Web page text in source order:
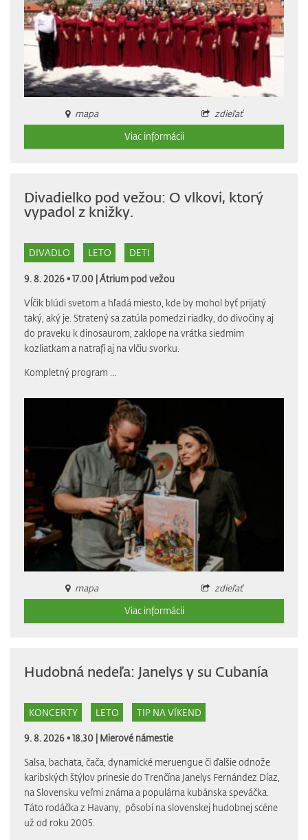
mapa
zdieľať
Viac informácii
Divadielko pod vežou: O vlkovi, ktorý
vypadol z knižky.
DIVADLO LETO DETI
9. 8. 2026 • 17.00 |Átrium pod vežou
Vĺčik blúdi svetom a hľadá miesto, kde by mohol byť prijatý
taký, aký je. Stratený sa zatúla pomedzi riadky, do divočiny aj
do praveku k dinosaurom, zaklope na vrátka siedmim
kozliatkam a natrafí aj na vlčiu svorku.
Kompletný program
mapa
zdieľať
Viac informácii
Hudobná nedeľa: Janelys y su Cubanía
KONCERTY LETO TIP NA VÍKEND
9. 8. 2026 • 18.30 | Mierové námestie
Salsa, bachata, čača, dynamické meruengue či ďalšie odnože
karibských štýlov prinesie do Trenčína Janelys Fernández Díaz,
na Slovensku veľmi známa a populárna kubánska speváčka.
Táto rodáčka z Havany, pôsobí na slovenskej hudobnej scéne
už od roku 2005.